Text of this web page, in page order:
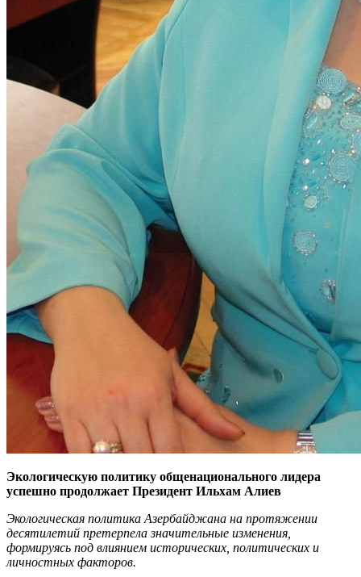
Экологическую политику общенационального лидера
успешно продолжает Президент Ильхам Алиев
Экологическая политика Азербайджана на протяжении
десятилетий претерпела значительные изменения,
формируясь под влиянием исторических, политических и
личностных факторов.